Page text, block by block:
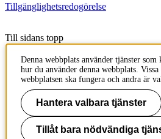
Tillgänglighetsredogörelse
Till sidans topp
Denna webbplats använder tjänster
hur du använder denna webbplats.
webbplatsen ska fungera och andra är
Hantera valbara tjänster
Tillåt bara nödvändiga